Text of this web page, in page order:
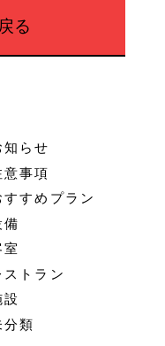
る
知らせ
意事項
すすめプラン
備
室
ストラン
設
分類